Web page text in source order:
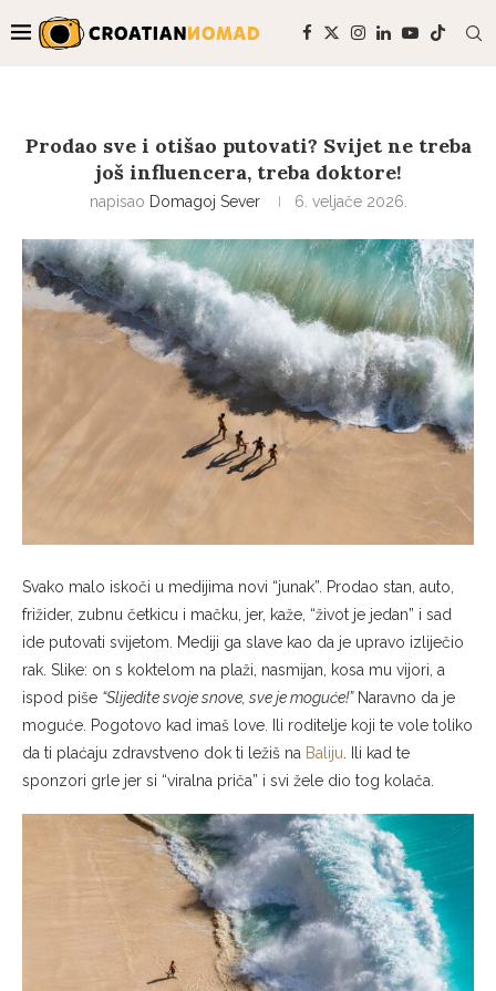
Prodao sve i otišao putovati? Svijet ne treba
još influencera, treba doktore!
napisao Domagoj Sever 6. veljače 2026.
Svako malo iskoči u medijima novi “junak”. Prodao stan, auto,
frižider, zubnu četkicu i mačku, jer, kaže, “život je jedan” i sad
ide putovati svijetom. Mediji ga slave kao da je upravo izliječio
rak. Slike: on s koktelom na plaži, nasmijan, kosa mu vijori, a
ispod piše “Slijedite svoje snove, sve je moguće!”Naravno da je
moguće. Pogotovo kad imaš love. Ili roditelje koji te vole toliko
da ti plaćaju zdravstveno dok ti ležiš na Baliju . Ili kad te
sponzori grle jer si “viralna priča” i svi žele dio tog kolača.